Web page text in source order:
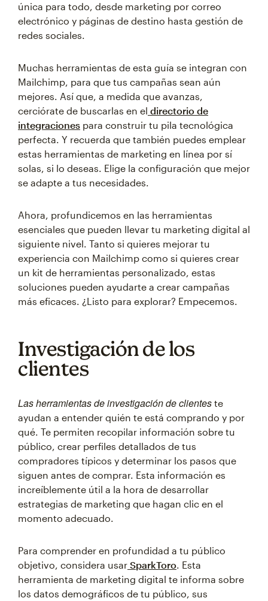
única para todo, desde marketing por correo
electrónico y páginas de destino hasta gestión de
redes sociales.
Muchas herramientas de esta guía se integran con
Mailchimp, para que tus campañas sean aún
mejores. Así que, a medida que avanzas,
cerciórate de buscarlas en el directorio de
integraciones para construir tu pila tecnológica
perfecta. Y recuerda que también puedes emplear
estas herramientas de marketing en línea por sí
solas, si lo deseas. Elige la configuración que mejor
se adapte a tus necesidades.
Ahora, profundicemos en las herramientas
esenciales que pueden llevar tu marketing digital al
siguiente nivel. Tanto si quieres mejorar tu
experiencia con Mailchimp como si quieres crear
un kit de herramientas personalizado, estas
soluciones pueden ayudarte a crear campañas
más eficaces. ¿Listo para explorar? Empecemos.
Investigación de los
clientes
Las herramientas de investigación de clientes te
ayudan a entender quién te está comprando y por
qué. Te permiten recopilar información sobre tu
público, crear perfiles detallados de tus
compradores típicos y determinar los pasos que
siguen antes de comprar. Esta información es
increíblemente útil a la hora de desarrollar
estrategias de marketing que hagan clic en el
momento adecuado.
Para comprender en profundidad a tu público
objetivo, considera usar SparkToro. Esta
herramienta de marketing digital te informa sobre
los datos demográficos de tu público, sus